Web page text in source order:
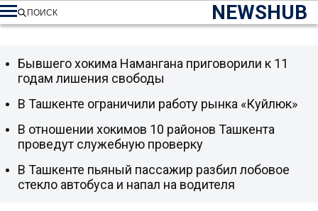
NEWSHUB
ПОИСК
Бывшего хокима Намангана приговорили к 11
годам лишения свободы
В Ташкенте ограничили работу рынка «Куйлюк»
В отношении хокимов 10 районов Ташкента
проведут служебную проверку
В Ташкенте пьяный пассажир разбил лобовое
стекло автобуса и напал на водителя